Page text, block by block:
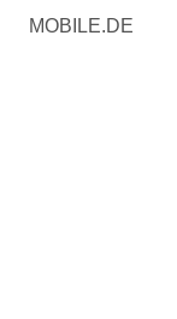
MOBILE.DE